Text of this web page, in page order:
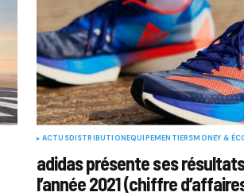
ACTUSDISTRIBUTIONEQUIPEMENTIERSMONEY &
adidas présente ses
l’année 2021 (chiffre